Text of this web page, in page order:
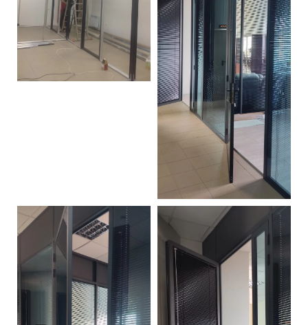
Интерьерные в
Двери
Контакты
Новости
Цены на метеллоконструкции и
Оставить заявку